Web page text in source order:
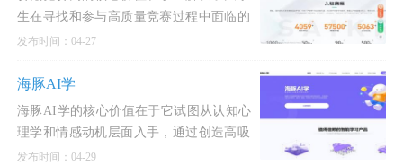
生在寻找和参与高质量竞赛过程中面临的
信息不对称、流程繁琐、资源分散等核心
发布时间：04-27
海豚AI学
海豚AI学的核心价值在于它试图从认知心
理学和情感动机层面入手，通过创造高吸
引力的知识载体(动画电影)和构建正向的
发布时间：04-29